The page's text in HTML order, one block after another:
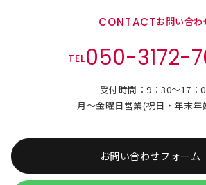
CONTACTお問い合わ
TEL050-3172-
受付時間：9：30～17：
月～金曜日営業(祝日・年末年
お問い合わせフォーム